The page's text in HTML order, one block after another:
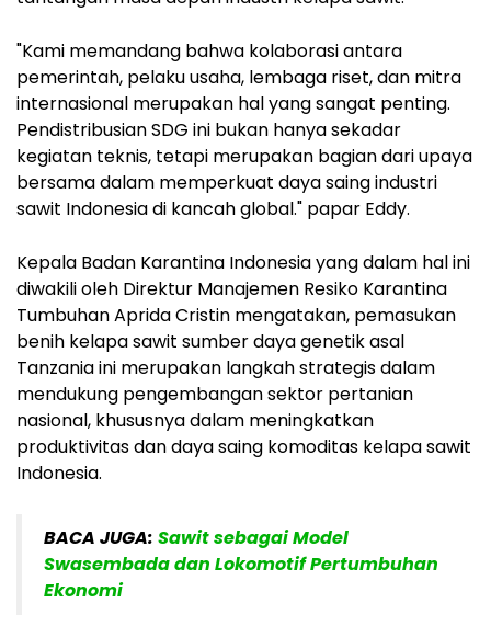
"Kami memandang bahwa kolaborasi antara
pemerintah, pelaku usaha, lembaga riset, dan mitra
internasional merupakan hal yang sangat penting.
Pendistribusian SDG ini bukan hanya sekadar
kegiatan teknis, tetapi merupakan bagian dari upaya
bersama dalam memperkuat daya saing industri
sawit Indonesia di kancah global." papar Eddy.
Kepala Badan Karantina Indonesia yang dalam hal ini
diwakili oleh Direktur Manajemen Resiko Karantina
Tumbuhan Aprida Cristin mengatakan, pemasukan
benih kelapa sawit sumber daya genetik asal
Tanzania ini merupakan langkah strategis dalam
mendukung pengembangan sektor pertanian
nasional, khususnya dalam meningkatkan
produktivitas dan daya saing komoditas kelapa sawit
Indonesia.
BACA JUGA: Sawit sebagai Model
Swasembada dan Lokomotif Pertumbuhan
Ekonomi